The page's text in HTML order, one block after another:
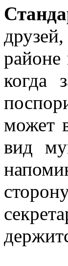
районе
когда
может
вид